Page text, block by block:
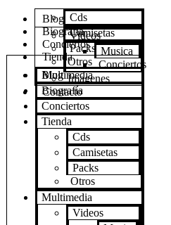
Blog
Biografía
Conciertos
Tienda
Cds
Camisetas
Packs
Otros
Multimedia
Videos
Musica
Conciertos
Imagenes
Contacto
Blog
Biografía
Conciertos
Tienda
Cds
Camisetas
Packs
Otros
Multimedia
Videos